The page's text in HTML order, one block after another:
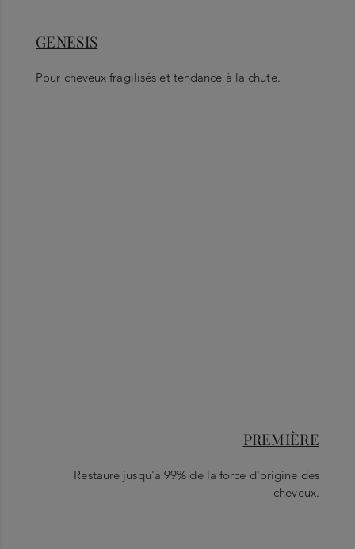
GENESIS
Pour cheveux fragilisés et tendance à la chute.
PREMIÈRE
Restaure jusqu'à 99% de la force d'origine des
cheveux.